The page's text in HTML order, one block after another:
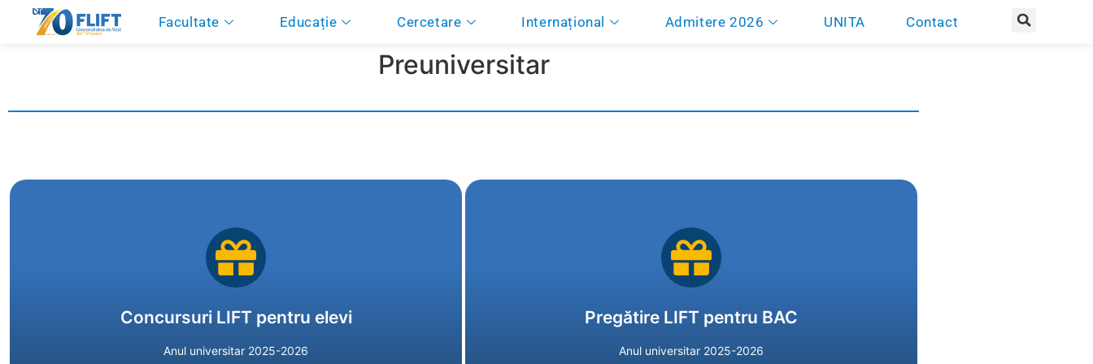
Facultate Educație Cercetare Internațional Admitere 2026 UNITA Contact
Preuniversitar
Concursuri LIFT pentru elevi
Anul universitar 2025-2026
Pregătire LIFT pentru BAC
Anul universitar 2025-2026